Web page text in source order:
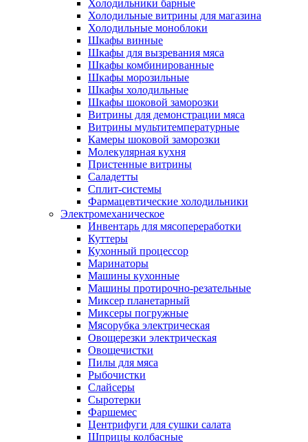
Холодильники барные
Холодильные витрины для магазина
Холодильные моноблоки
Шкафы винные
Шкафы для вызревания мяса
Шкафы комбинированные
Шкафы морозильные
Шкафы холодильные
Шкафы шоковой заморозки
Витрины для демонстрации мяса
Витрины мультитемпературные
Камеры шоковой заморозки
Молекулярная кухня
Пристенные витрины
Саладетты
Сплит-системы
Фармацевтические холодильники
Электромеханическое
Инвентарь для мясопереработки
Куттеры
Кухонный процессор
Маринаторы
Машины кухонные
Машины протирочно-резательные
Миксер планетарный
Миксеры погружные
Мясорубка электрическая
Овощерезки электрическая
Овощечистки
Пилы для мяса
Рыбочистки
Слайсеры
Сыротерки
Фаршемес
Центрифуги для сушки салата
Шприцы колбасные